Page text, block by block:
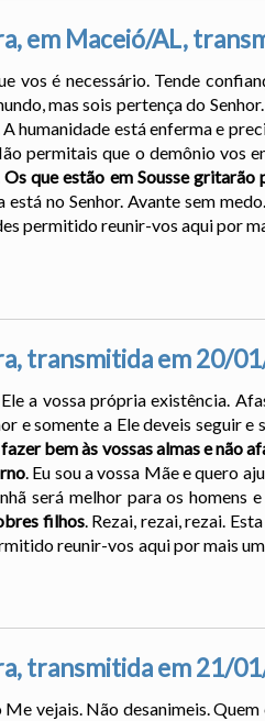
em Maceió/AL,
vos é necessário. Tende
mas sois pertença do
humanidade está enferma e
permitais que o demônio vos
Os que estão em Sousse gritarão
no Senhor. Avante sem
permitido reunir-vos aqui por
transmitida em 20/
a vossa própria existência.
e somente a Ele deveis seguir e
bem às vossas almas e não
. Eu sou a vossa Mãe e quero
será melhor para os homens
filhos. Rezai, rezai, rezai.
reunir-vos aqui por mais
transmitida em 21/
vejais. Não desanimeis.